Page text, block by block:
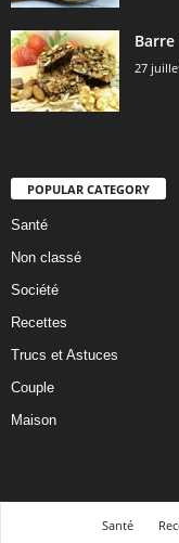
27
POPULAR CATEGORY
Santé
Non classé
Société
Recettes
Trucs et Astuces
Couple
Maison
Santé